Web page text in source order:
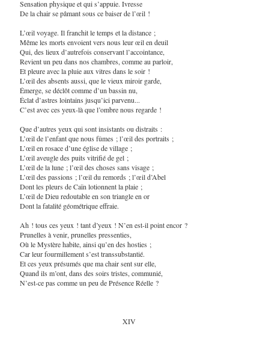
Sensation physique et qui s’appuie. Ivresse
De la chair se pâmant sous ce baiser de l’œil !
L’œil voyage. Il franchit le temps et la distance ;
Même les morts envoient vers nous leur œil en deuil
Qui, des lieux d’autrefois conservant l’accointance,
Revient un peu dans nos chambres, comme au parloir,
Et pleure avec la pluie aux vitres dans le soir !
L’œil des absents aussi, que le vieux miroir garde,
Émerge, se déclôt comme d’un bassin nu,
Éclat d’astres lointains jusqu’ici parvenu...
C’est avec ces yeux-là que l’ombre nous regarde !
Que d’autres yeux qui sont insistants ou distraits :
L’œil de l’enfant que nous fûmes ; l’œil des portraits ;
L’œil en rosace d’une église de village ;
L’œil aveugle des puits vitrifié de gel ;
L’œil de la lune ; l’œil des choses sans visage ;
L’œil des passions ; l’œil du remords ; l’œil d’Abel
Dont les pleurs de Caïn lotionnent la plaie ;
L’œil de Dieu redoutable en son triangle en or
Dont la fatalité géométrique effraie.
Ah ! tous ces yeux ! tant d’yeux ! N’en est-il point encor ?
Prunelles à venir, prunelles pressenties,
Où le Mystère habite, ainsi qu’en des hosties ;
Car leur fourmillement s’est transsubstantié.
Et ces yeux présumés que ma chair sent sur elle,
Quand ils m’ont, dans des soirs tristes, communié,
N’est-ce pas comme un peu de Présence Réelle ?
XIV